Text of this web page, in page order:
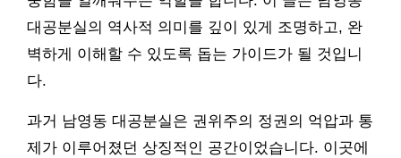
대공분실의 역사적 의미를 깊이 있게 조명하고, 완
벽하게 이해할 수 있도록 돕는 가이드가 될 것입니
다.
과거 남영동 대공분실은 권위주의 정권의 억압과 통
제가 이루어졌던 상징적인 공간이었습니다. 이곳에